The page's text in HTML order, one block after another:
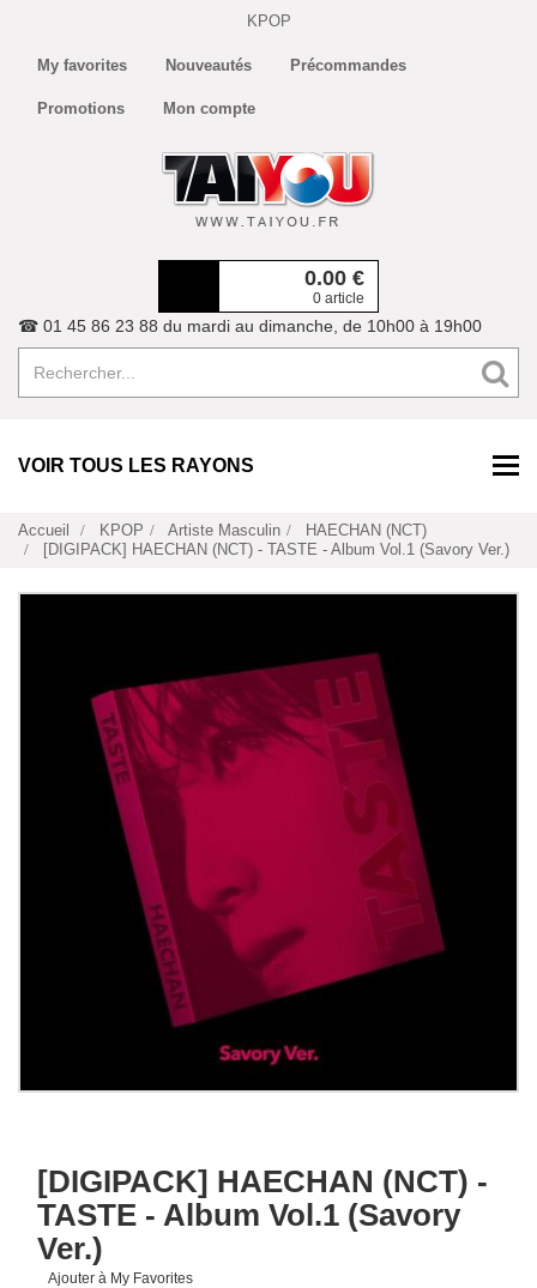
KPOP
My favorites Nouveautés Précommandes
Promotions Mon compte
0.00 €
0 article
☎ 01 45 86 23 88 du mardi au dimanche, de 10h00 à 19h00
VOIR TOUS LES RAYONS
Accueil KPOP Artiste Masculin
HAECHAN (NCT)
[DIGIPACK] HAECHAN (NCT) - TASTE - Album Vol.1 (Savory Ver.)
[DIGIPACK] HAECHAN (NCT) -
TASTE - Album Vol.1 (Savory
Ver.)
Ajouter à My Favorites